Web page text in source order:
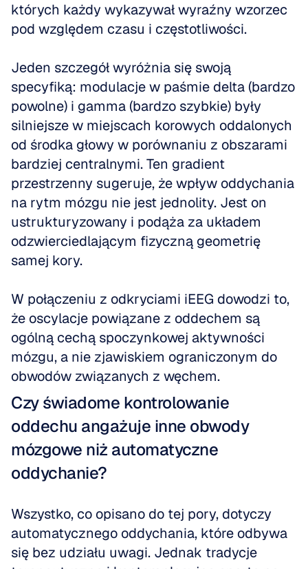
których każdy wykazywał wyraźny wzorzec
pod względem czasu i częstotliwości.
Jeden szczegół wyróżnia się swoją
specyfiką: modulacje w paśmie delta (bardzo
powolne) i gamma (bardzo szybkie) były
silniejsze w miejscach korowych oddalonych
od środka głowy w porównaniu z obszarami
bardziej centralnymi. Ten gradient
przestrzenny sugeruje, że wpływ oddychania
na rytm mózgu nie jest jednolity. Jest on
ustrukturyzowany i podąża za układem
odzwierciedlającym fizyczną geometrię
samej kory.
W połączeniu z odkryciami iEEG dowodzi to,
że oscylacje powiązane z oddechem są
ogólną cechą spoczynkowej aktywności
mózgu, a nie zjawiskiem ograniczonym do
obwodów związanych z węchem.
Czy świadome kontrolowanie
oddechu angażuje inne obwody
mózgowe niż automatyczne
oddychanie?
Wszystko, co opisano do tej pory, dotyczy
automatycznego oddychania, które odbywa
się bez udziału uwagi. Jednak tradycje